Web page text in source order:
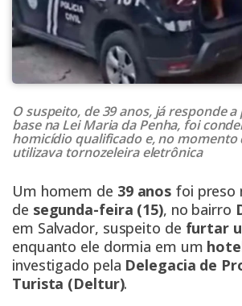
O suspeito, de 39 anos, já responde
base na Lei Maria da Penha, foi
homicídio qualificado e, no momento
utilizava tornozeleira eletrônica
Um homem de 39 anos foi preso
de segunda-feira (15), no bairro
em Salvador, suspeito de furtar
enquanto ele dormia em um
investigado pela Delegacia de
Turista (Deltur).